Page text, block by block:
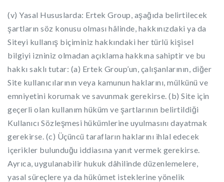
(v) Yasal Hususlarda: Ertek Group, aşağıda belirtilecek
şartların söz konusu olması hâlinde, hakkınızdaki ya da
Siteyi kullanış biçiminiz hakkındaki her türlü kişisel
bilgiyi izniniz olmadan açıklama hakkına sahiptir ve bu
hakkı saklı tutar: (a) Ertek Group’un, çalışanlarının, diğer
Site kullanıcılarının veya kamunun haklarını, mülkünü ve
emniyetini korumak ve savunmak gerekirse. (b) Site için
geçerli olan kullanım hüküm ve şartlarının belirtildiği
Kullanıcı Sözleşmesi hükümlerine uyulmasını dayatmak
gerekirse. (c) Üçüncü tarafların haklarını ihlal edecek
içerikler bulunduğu iddiasına yanıt vermek gerekirse.
Ayrıca, uygulanabilir hukuk dâhilinde düzenlemelere,
yasal süreçlere ya da hükûmet isteklerine yönelik